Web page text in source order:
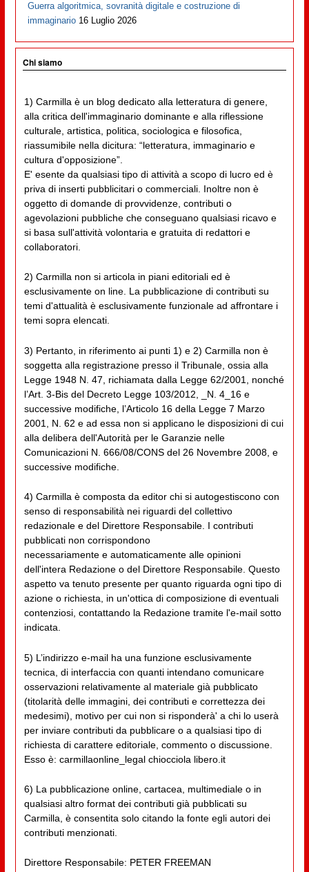
Guerra algoritmica, sovranità digitale e costruzione di
immaginario 16 Luglio 2026
Chi siamo
1) Carmilla è un blog dedicato alla letteratura di genere,
alla critica dell'immaginario dominante e alla riflessione
culturale, artistica, politica, sociologica e filosofica,
riassumibile nella dicitura: “letteratura, immaginario e
cultura d'opposizione”.
E' esente da qualsiasi tipo di attività a scopo di lucro ed è
priva di inserti pubblicitari o commerciali. Inoltre non è
oggetto di domande di provvidenze, contributi o
agevolazioni pubbliche che conseguano qualsiasi ricavo e
si basa sull'attività volontaria e gratuita di redattori e
collaboratori.
2) Carmilla non si articola in piani editoriali ed è
esclusivamente on line. La pubblicazione di contributi su
temi d'attualità è esclusivamente funzionale ad affrontare i
temi sopra elencati.
3) Pertanto, in riferimento ai punti 1) e 2) Carmilla non è
soggetta alla registrazione presso il Tribunale, ossia alla
Legge 1948 N. 47, richiamata dalla Legge 62/2001, nonché
l’Art. 3-Bis del Decreto Legge 103/2012, _N. 4_16 e
successive modifiche, l’Articolo 16 della Legge 7 Marzo
2001, N. 62 e ad essa non si applicano le disposizioni di cui
alla delibera dell'Autorità per le Garanzie nelle
Comunicazioni N. 666/08/CONS del 26 Novembre 2008, e
successive modifiche.
4) Carmilla è composta da editor chi si autogestiscono con
senso di responsabilità nei riguardi del collettivo
redazionale e del Direttore Responsabile. I contributi
pubblicati non corrispondono
necessariamente e automaticamente alle opinioni
dell'intera Redazione o del Direttore Responsabile. Questo
aspetto va tenuto presente per quanto riguarda ogni tipo di
azione o richiesta, in un'ottica di composizione di eventuali
contenziosi, contattando la Redazione tramite l'e-mail sotto
indicata.
5) L’indirizzo e-mail ha una funzione esclusivamente
tecnica, di interfaccia con quanti intendano comunicare
osservazioni relativamente al materiale già pubblicato
(titolarità delle immagini, dei contributi e correttezza dei
medesimi), motivo per cui non si risponderà' a chi lo userà
per inviare contributi da pubblicare o a qualsiasi tipo di
richiesta di carattere editoriale, commento o discussione.
Esso è: carmillaonline_legal chiocciola libero.it
6) La pubblicazione online, cartacea, multimediale o in
qualsiasi altro format dei contributi già pubblicati su
Carmilla, è consentita solo citando la fonte egli autori dei
contributi menzionati.
Direttore Responsabile: PETER FREEMAN